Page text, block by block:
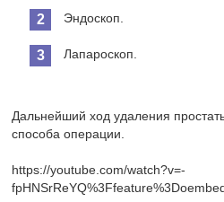
Эндоскоп.
Лапароскоп.
Дальнейший ход удаления
способа операции.
https://youtube.com/watch?v=-